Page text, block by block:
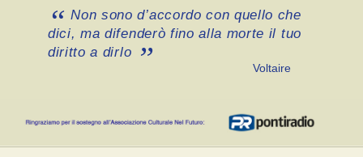
Non sono d’accordo con quello che
dici, ma difenderò fino alla morte il tuo
diritto a dirlo
Voltaire